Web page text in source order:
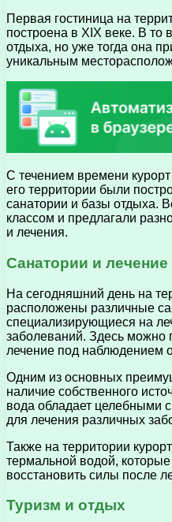
Первая гостиница на
построена в XIX веке. В то
отдыха, но уже тогда она
уникальным
С течением времени
его территории были
санатории и базы отдыха.
классом и предлагали
и лечения.
Санатории и лечение
На сегодняшний день на
расположены различные
специализирующиеся на
заболеваний. Здесь можно
лечение под наблюдением
Одним из основных
наличие собственного
вода обладает целебными
для лечения различных
Также на территории
термальной водой,
восстановить силы после
Туризм и отдых